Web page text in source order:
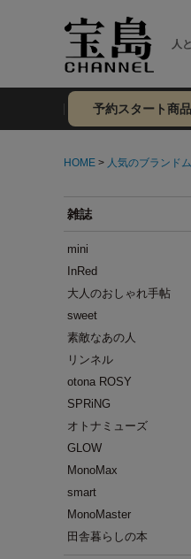
人
予約スタート商品
HOME > 人気のブランド
雑誌
mini
InRed
大人のおしゃれ手帖
sweet
素敵なあの人
リンネル
otona ROSY
SPRiNG
オトナミューズ
GLOW
MonoMax
smart
MonoMaster
田舎暮らしの本